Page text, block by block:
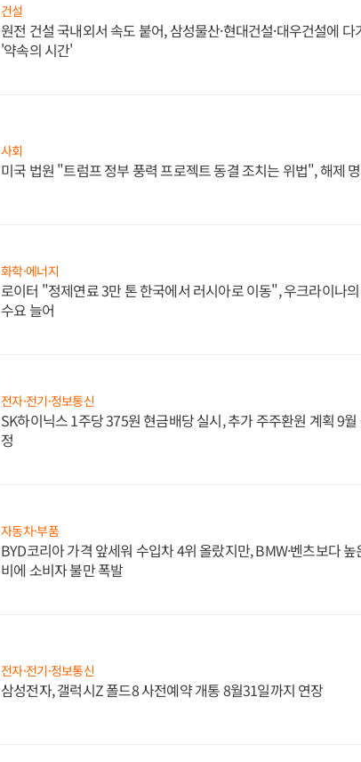
건설
원전 건설 국내외서 속도 붙어, 삼성물산·현대건설·대우건설에 다
'약속의 시간'
사회
미국 법원 "트럼프 정부 풍력 프로젝트 동결 조치는 위법", 해제
화학·에너지
로이터 "정제연료 3만 톤 한국에서 러시아로 이동", 우크라이나
수요 늘어
전자·전기·정보통신
SK하이닉스 1주당 375원 현금배당 실시, 추가 주주환원 계획 9월
정
자동차·부품
BYD코리아 가격 앞세워 수입차 4위 올랐지만, BMW·벤츠보다 높
비에 소비자 불만 폭발
전자·전기·정보통신
삼성전자, 갤럭시Z 폴드8 사전예약 개통 8월31일까지 연장